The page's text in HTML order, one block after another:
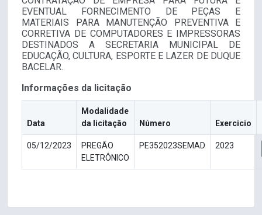
EVENTUAL FORNECIMENTO DE PEÇAS E
MATERIAIS PARA MANUTENÇÃO PREVENTIVA E
CORRETIVA DE COMPUTADORES E IMPRESSORAS
DESTINADOS A SECRETARIA MUNICIPAL DE
EDUCAÇÃO, CULTURA, ESPORTE E LAZER DE DUQUE
BACELAR.
Informações da licitação
Data
Modalidade
da licitação
Número Exercicio
05/12/2023
PREGÃO
ELETRÔNICO
PE352023SEMAD 2023